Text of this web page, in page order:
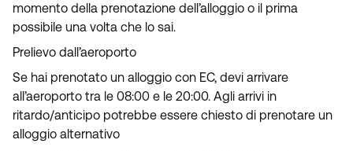
momento della prenotazione dell’alloggio o il prima
possibile una volta che lo sai.
Prelievo dall’aeroporto
Se hai prenotato un alloggio con EC, devi arrivare
all’aeroporto tra le 08:00 e le 20:00. Agli arrivi in ​​
ritardo/anticipo potrebbe essere chiesto di prenotare un
alloggio alternativo